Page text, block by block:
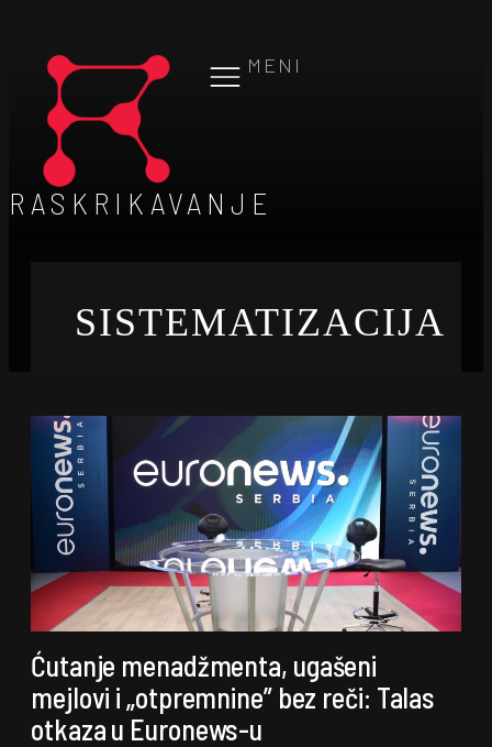
MENI
RASKRIKAVANJE
SISTEMATIZACIJA
Ćutanje menadžmenta, ugašeni
mejlovi i „otpremnine” bez reči: Talas
otkaza u Euronews-u